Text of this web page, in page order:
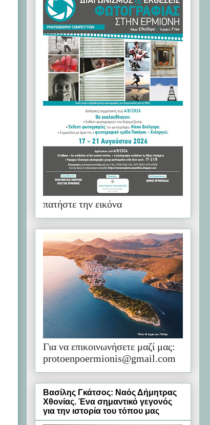
πατήστε την εικόνα
Για να επικοινωνήσετε μαζί μας:
protoenpoermionis@gmail.com
Βασίλης Γκάτσος: Ναός Δήμητρας
Χθονίας. Ένα σημαντικό γεγονός
για την ιστορία του τόπου μας